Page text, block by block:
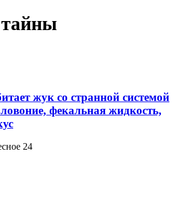
жук со странной системой
фекальная жидкость,
24